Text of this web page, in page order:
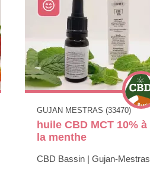
GUJAN MESTRAS (33470)
huile CBD MCT 10% à
la menthe
CBD Bassin | Gujan-Mestras